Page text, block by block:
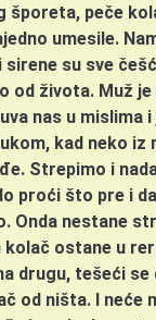
šporeta, peče
umesile.
sirene su sve
od života. Muž je
nas u mislima i
kad neko iz
Strepimo i
proći što pre i
Onda nestane
kolač ostane u
drugu, tešeći se
od ništa. I neće